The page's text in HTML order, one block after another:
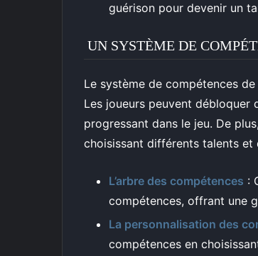
guérison pour devenir un
UN SYSTÈME DE
Le système de compétences
Les joueurs peuvent débloquer
progressant dans le jeu. De
choisissant différents talents et
L’arbre des compétences :
compétences, offrant une
La personnalisation des
compétences en